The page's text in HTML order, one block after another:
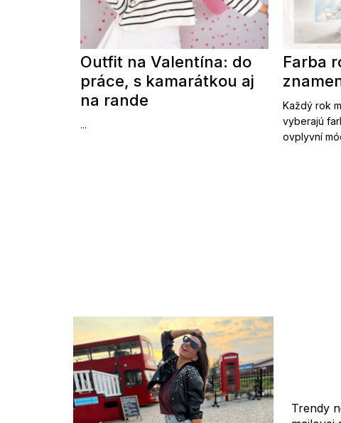
Outfit na Valentína: do
práce, s kamarátkou aj
na rande
...
Farba
Každý rok
vyberajú
ovplyvní
Trendy